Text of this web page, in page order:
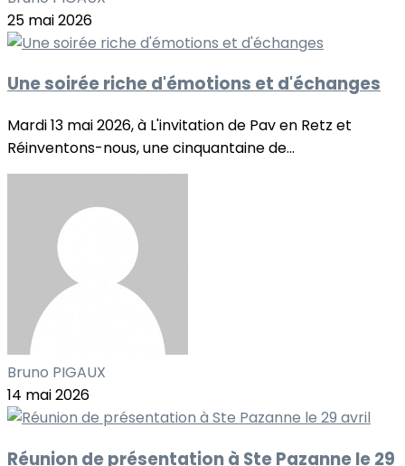
25 mai 2026
Une soirée riche d'émotions et d'échanges
Mardi 13 mai 2026, à L'invitation de Pav en Retz et
Réinventons-nous, une cinquantaine de...
Bruno PIGAUX
14 mai 2026
Réunion de présentation à Ste Pazanne le 29